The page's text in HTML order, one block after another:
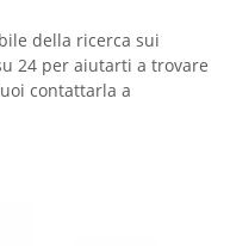
della ricerca sui
24 per aiutarti a trovare
contattarla a